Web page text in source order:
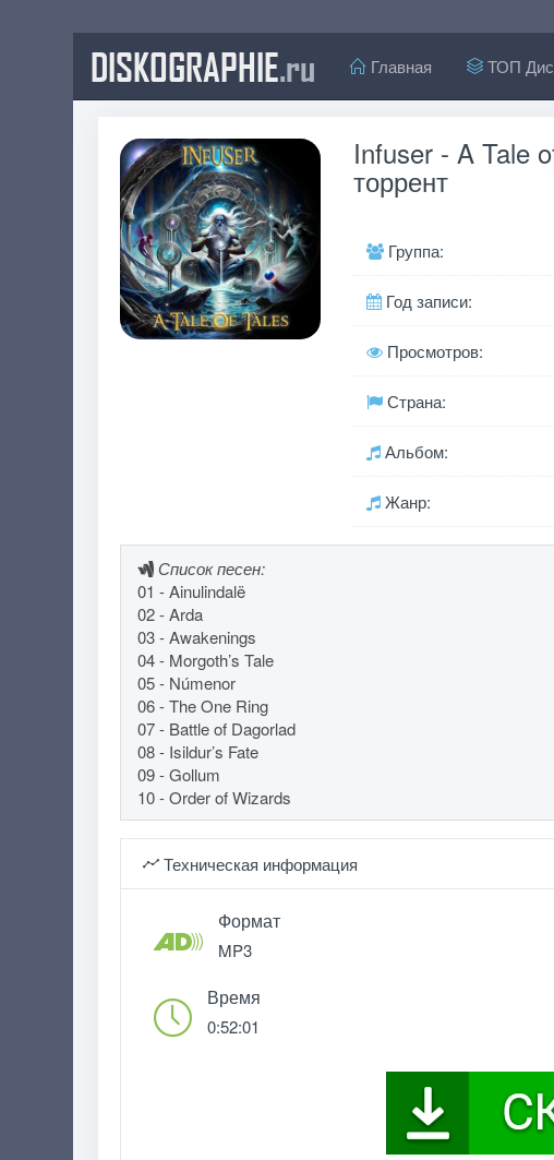
DISKOGRAPHIE.ru Главная ТОП
Infuser - A Tale
торрент
Группа:
Год записи:
Просмотров:
Страна:
Альбом:
Жанр:
Список песен:
01 - Ainulindalë
02 - Arda
03 - Awakenings
04 - Morgoth’s Tale
05 - Númenor
06 - The One Ring
07 - Battle of Dagorlad
08 - Isildur’s Fate
09 - Gollum
10 - Order of Wizards
Техническая информация
Формат
MP3
Время
0:52:01